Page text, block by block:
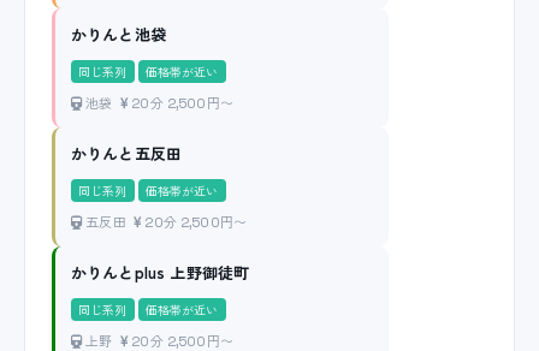
かりんと池袋
同じ系列 価格帯が近い
池袋 20分 2,500円〜
かりんと五反田
同じ系列 価格帯が近い
五反田 20分 2,500円〜
かりんとplus 上野御徒町
同じ系列 価格帯が近い
上野 20分 2,500円〜